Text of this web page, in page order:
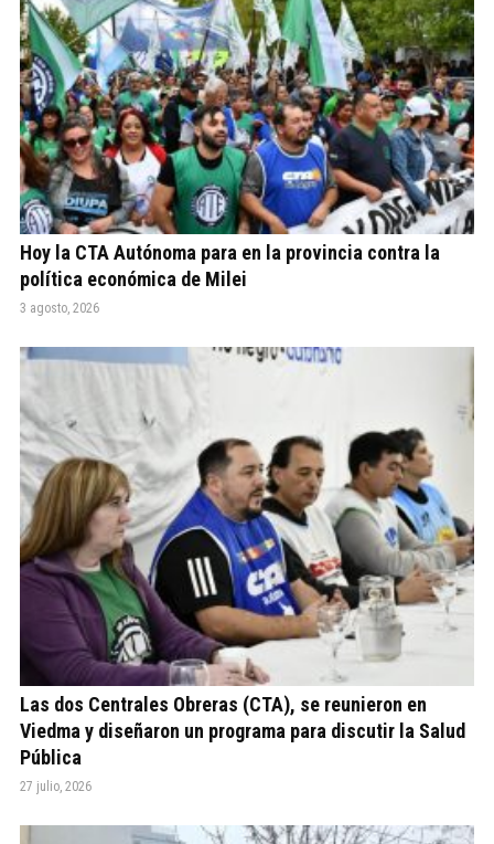
Hoy la CTA Autónoma para en la provincia contra la
política económica de Milei
3 agosto, 2026
Las dos Centrales Obreras (CTA), se reunieron en
Viedma y diseñaron un programa para discutir la Salud
Pública
27 julio, 2026